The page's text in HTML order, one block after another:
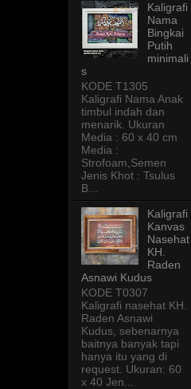
Kaligrafi
Nama
Bingkai
Putih
minimali
s
KODE T1305
Kaligrafi Nama Anak
timbul indah dan
menarik. Ukuran
Media : 60 x 40 cm
Media :
Strofoam,Semen
Jenis Khot : Tsulus
B...
Kaligrafi
Kanvas
Nasehat
KH.
Raden
Asnawi Kudus
KODE T0307
Kaligrafi nasehat KH.
Raden Asnawi
Kudus, sebenarnya
baitnya banyak tapi
hanya itu yang di
request. Ukuran: 60
x 40 Jen...